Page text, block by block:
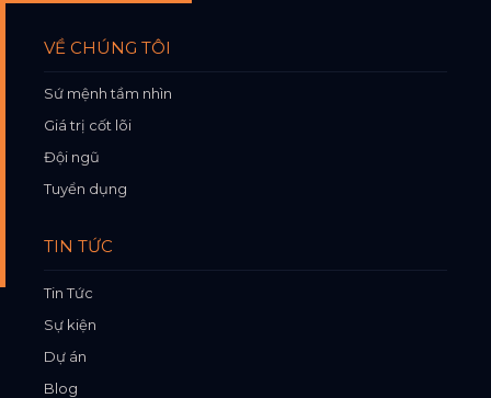
VỀ CHÚNG TÔI
Sứ mệnh tầm nhìn
Giá trị cốt lõi
Đội ngũ
Tuyển dụng
TIN TỨC
Tin Tức
Sự kiện
Dự án
Blog